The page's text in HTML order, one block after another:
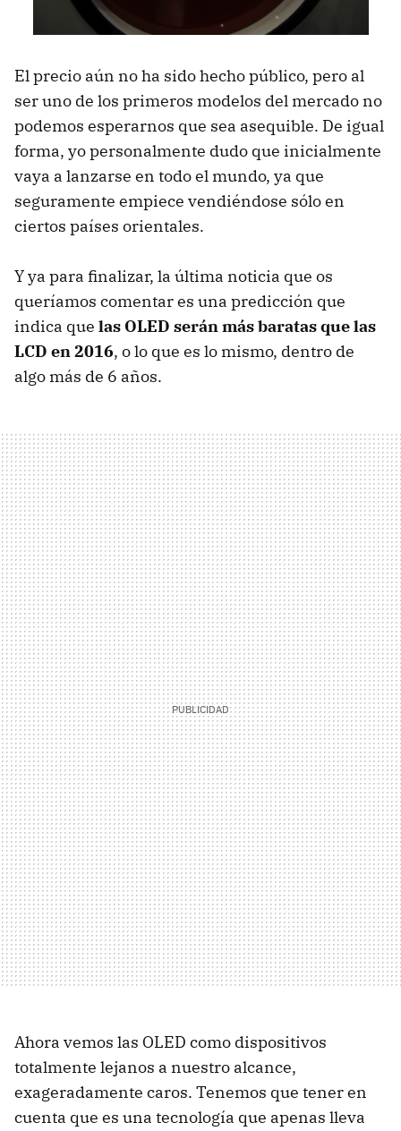
El precio aún no ha sido hecho público, pero al
ser uno de los primeros modelos del mercado no
podemos esperarnos que sea asequible. De igual
forma, yo personalmente dudo que inicialmente
vaya a lanzarse en todo el mundo, ya que
seguramente empiece vendiéndose sólo en
ciertos países orientales.
Y ya para finalizar, la última noticia que os
queríamos comentar es una predicción que
indica que las OLED serán más baratas que las
LCD en 2016, o lo que es lo mismo, dentro de
algo más de 6 años.
Ahora vemos las OLED como dispositivos
totalmente lejanos a nuestro alcance,
exageradamente caros. Tenemos que tener en
cuenta que es una tecnología que apenas lleva